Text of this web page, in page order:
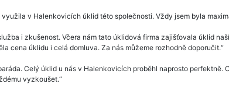
využila v Halenkovicích úklid této společnosti. Vždy jsem byla
i zkušenost. Včera nám tato úklidová firma zajišťovala úklid
cena úklidu i celá domluva. Za nás můžeme rozhodně doporučit.
Celý úklid u nás v Halenkovicích proběhl naprosto perfektně.
vyzkoušet.